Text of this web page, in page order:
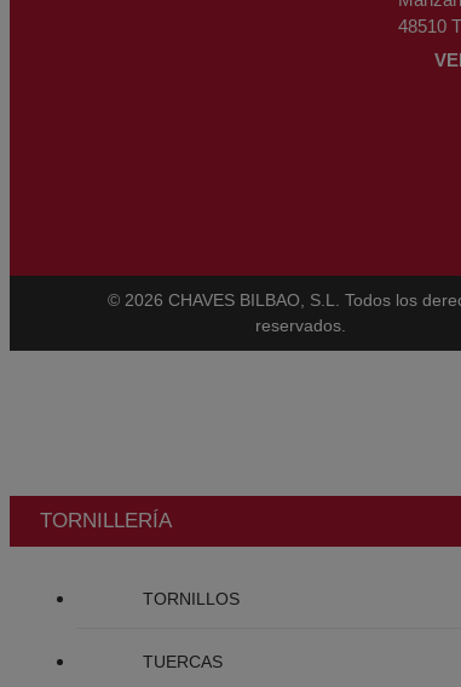
48510
© 2026 CHAVES BILBAO, S.L. Todos los
reservados.
TORNILLERÍA
TORNILLOS
TUERCAS